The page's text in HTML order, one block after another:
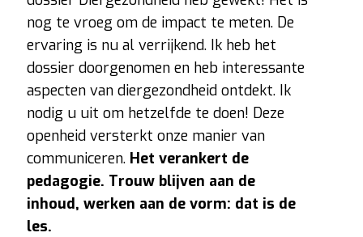
nog te vroeg om de impact te meten. De
ervaring is nu al verrijkend. Ik heb het
dossier doorgenomen en heb interessante
aspecten van diergezondheid ontdekt. Ik
nodig u uit om hetzelfde te doen! Deze
openheid versterkt onze manier van
communiceren. Het verankert de
pedagogie. Trouw blijven aan de
inhoud, werken aan de vorm: dat is de
les.